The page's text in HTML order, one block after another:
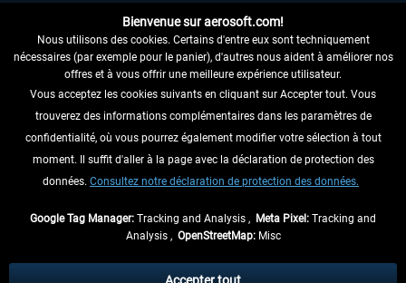
RENONCER AU CONTRAT ICI
INFORMATIONS
NE MANQUEZ PAS LES DERNIÈRES
échéant, frais de remboursement, si aucune description contraire.
Bienvenue sur aerosoft.com!
Nous utilisons des cookies. Certains d'entre eux sont techniquement
nécessaires (par exemple pour le panier), d'autres nous aident à améliorer nos
offres et à vous offrir une meilleure expérience utilisateur.
Vous acceptez les cookies suivants en cliquant sur Accepter tout. Vous
trouverez des informations complémentaires dans les paramètres de
confidentialité, où vous pourrez également modifier votre sélection à tout
moment. Il suffit d'aller à la page avec la déclaration de protection des
données. Consultez notre déclaration de protection des données.
Google Tag Manager: Tracking and Analysis , Meta Pixel: Tracking and
Analysis , OpenStreetMap:Misc